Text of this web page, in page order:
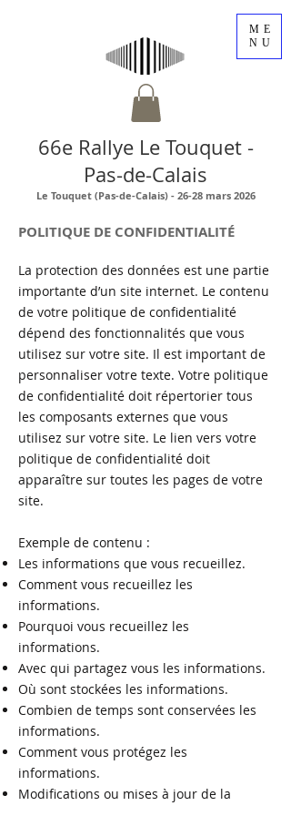
ME
NU
66e Rallye Le Touquet -
Pas-de-Calais
Le Touquet (Pas-de-Calais) - 26-28 mars 2026
POLITIQUE DE CONFIDENTIALITÉ
La protection des données est une partie
importante d’un site internet. Le contenu
de votre politique de confidentialité
dépend des fonctionnalités que vous
utilisez sur votre site. Il est important de
personnaliser votre texte. Votre politique
de confidentialité doit répertorier tous
les composants externes que vous
utilisez sur votre site. Le lien vers votre
politique de confidentialité doit
apparaître sur toutes les pages de votre
site.
Exemple de contenu :
Les informations que vous recueillez.
Comment vous recueillez les
informations.
Pourquoi vous recueillez les
informations.
Avec qui partagez vous les informations.
Où sont stockées les informations.
Combien de temps sont conservées les
informations.
Comment vous protégez les
informations.
Modifications ou mises à jour de la